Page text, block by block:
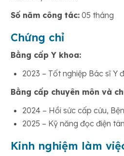
Số năm công tác: 05 tháng
Chứng chỉ
Bằng cấp Y khoa:
2023 – Tốt nghiệp Bác sĩ Y
Bằng cấp chuyên môn và
2024 – Hồi sức cấp cứu,
2025 – Kỹ năng đọc điện
Kinh nghiệm làm